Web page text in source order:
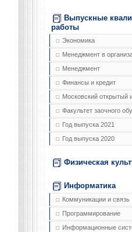
Выпускные
работы
Экономика
Менеджмент в
Менеджмент
Финансы и кредит
Московский открытый
Факультет заочного
Год выпуска 2021
Год выпуска 2020
Физическая
Информатика
Коммуникации и связь
Программирование
Информационные